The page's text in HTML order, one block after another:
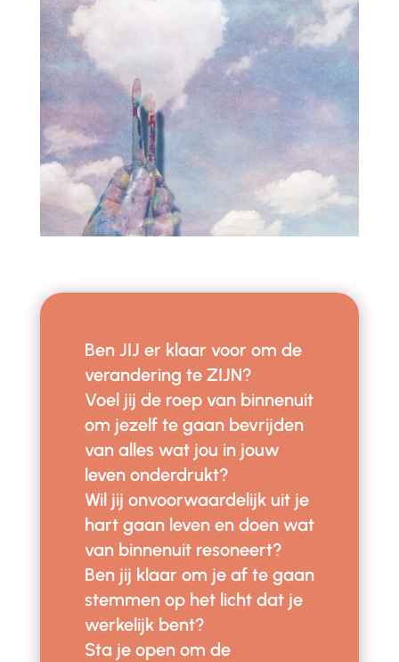
Ben JIJ er klaar voor om de
verandering te ZIJN?
Voel jij de roep van binnenuit
om jezelf te gaan bevrijden
van alles wat jou in jouw
leven onderdrukt?
Wil jij onvoorwaardelijk uit je
hart gaan leven en doen wat
van binnenuit resoneert?
Ben jij klaar om je af te gaan
stemmen op het licht dat je
werkelijk bent?
Sta je open om de